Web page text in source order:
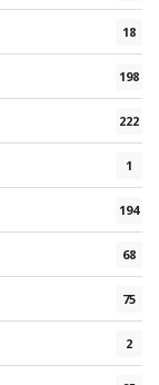
18
198
222
1
194
68
75
2